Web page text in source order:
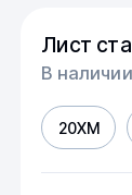
Лист
В наличии
20ХМ